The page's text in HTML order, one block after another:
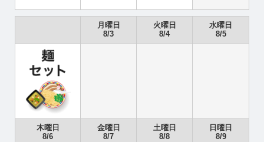
月曜日
8/3
火曜日
8/4
水曜日
8/5
木曜日
8/6
金曜日
8/7
土曜日
8/8
日曜日
8/9